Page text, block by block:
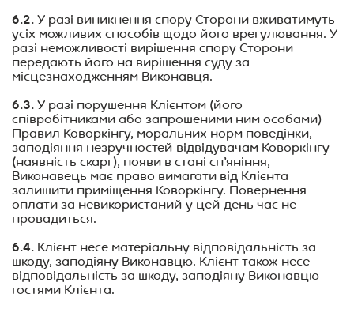
6.2. У разі виникнення спору Сторони вживатимуть
усіх можливих способів щодо його врегулювання. У
разі неможливості вирішення спору Сторони
передають його на вирішення суду за
місцезнаходженням Виконавця.
6.3. У разі порушення Клієнтом (його
співробітниками або запрошеними ним особами)
Правил Коворкінгу, моральних норм поведінки,
заподіяння незручностей відвідувачам Коворкінгу
(наявність скарг), появи в стані сп’яніння,
Виконавець має право вимагати від Клієнта
залишити приміщення Коворкінгу. Повернення
оплати за невикористаний у цей день час не
провадиться.
6.4. Клієнт несе матеріальну відповідальність за
шкоду, заподіяну Виконавцю. Клієнт також несе
відповідальність за шкоду, заподіяну Виконавцю
гостями Клієнта.